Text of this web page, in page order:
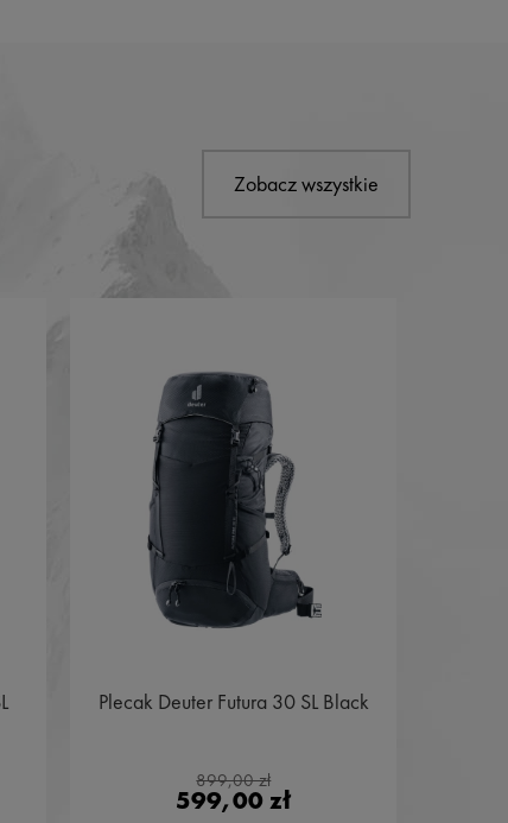
Zobacz wszystkie
Plecak Deuter Futura 30 SL Black
899,00 zł
599,00 zł